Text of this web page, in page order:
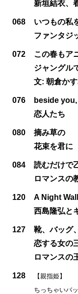
新垣結衣、
068
いつもの私
ファンタジ
072
この春もア
ジャングル
文: 朝倉か
076
beside
恋人たち
080
摘み草の
花束を君に
084
読むだけで
ロマンスの
120
A Night
西島隆弘と
127
靴、バッグ
恋する女の
ロマンスの
128
【親指姫】
ちっちゃいバ